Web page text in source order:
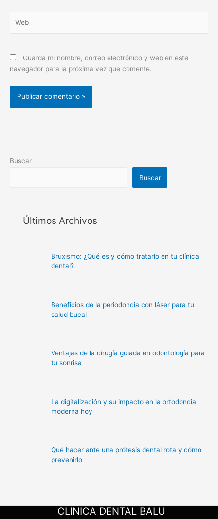
Guarda mi nombre, correo electrónico y web en este
navegador para la próxima vez que comente.
Buscar
Buscar
Últimos Archivos
Bruxismo: ¿Qué es y cómo tratarlo en tu clínica
dental?
Beneficios de la periodoncia con láser para tu
salud bucal
Ventajas de la cirugía guiada en odontología para
tu sonrisa
La digitalización y su impacto en la ortodoncia
moderna hoy
Qué hacer ante una prótesis dental rota y cómo
prevenirlo
CLINICA DENTAL BALU